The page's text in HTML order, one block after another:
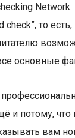
check”, то
основные
и потому,
вам